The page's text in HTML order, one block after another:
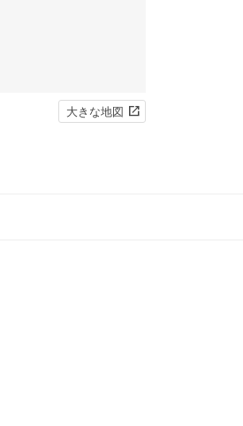
大きな地図